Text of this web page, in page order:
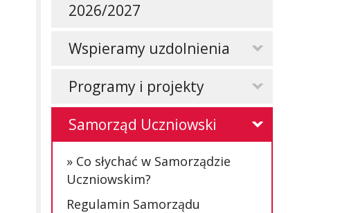
2026/2027
Wspieramy uzdolnienia
Programy i projekty
Samorząd Uczniowski
Co słychać w Samorządzie
Uczniowskim?
Regulamin Samorządu